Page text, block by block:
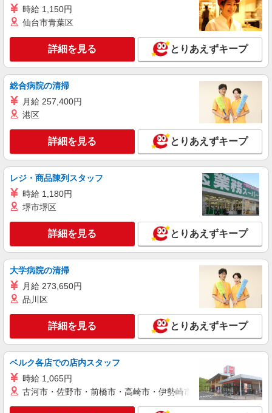
時給 1,150円
仙台市青葉区
詳細を見る とりあえずキープ
総合病院の清掃
月給 257,400円
港区
詳細を見る とりあえずキープ
レジ・商品陳列スタッフ
時給 1,180円
堺市堺区
詳細を見る とりあえずキープ
大学病院の清掃
月給 273,650円
品川区
詳細を見る とりあえずキープ
ベルク各店での店内スタッフ
時給 1,065円
古河市・佐野市・前橋市・高崎市・伊勢崎市・太田市・館林市